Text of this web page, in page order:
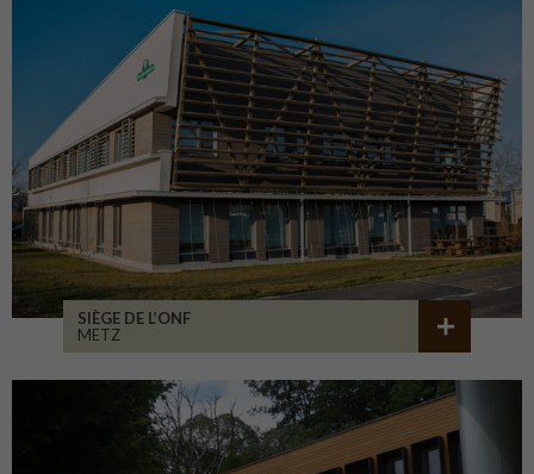
SIÈGE DE L’ONF
METZ